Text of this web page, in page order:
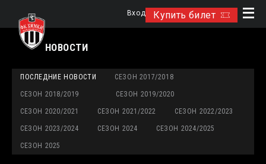
Купить билет
Вход
НОВОСТИ
ПОСЛЕДНИЕ НОВОСТИ СЕЗОН 2017/2018
СЕЗОН 2018/2019 СЕЗОН 2019/2020
СЕЗОН 2020/2021 СЕЗОН 2021/2022 СЕЗОН 2022/2023
СЕЗОН 2023/2024 СЕЗОН 2024 СЕЗОН 2024/2025
СЕЗОН 2025